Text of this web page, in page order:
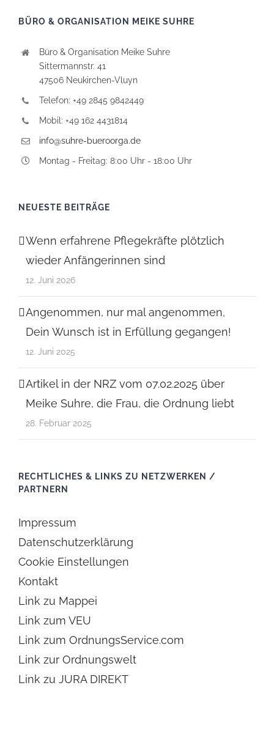
BÜRO & ORGANISATION MEIKE SUHRE
Büro & Organisation Meike Suhre
Sittermannstr. 41
47506 Neukirchen-Vluyn
Telefon: +49 2845 9842449
Mobil: +49 162 4431814
info@suhre-bueroorga.de
Montag - Freitag: 8:00 Uhr - 18:00 Uhr
NEUESTE BEITRÄGE
Wenn erfahrene Pflegekräfte plötzlich
wieder Anfängerinnen sind
12. Juni 2026
Angenommen, nur mal angenommen,
Dein Wunsch ist in Erfüllung gegangen!
12. Juni 2025
Artikel in der NRZ vom 07.02.2025 über
Meike Suhre, die Frau, die Ordnung liebt
28. Februar 2025
RECHTLICHES & LINKS ZU NETZWERKEN /
PARTNERN
Impressum
Datenschutzerklärung
Cookie Einstellungen
Kontakt
Link zu Mappei
Link zum VEU
Link zum OrdnungsService.com
Link zur Ordnungswelt
Link zu JURA DIREKT